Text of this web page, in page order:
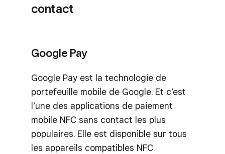
contact
Google Pay
Google Pay est la technologie de
portefeuille mobile de Google. Et c’est
l’une des applications de paiement
mobile NFC sans contact les plus
populaires. Elle est disponible sur tous
les appareils compatibles NFC